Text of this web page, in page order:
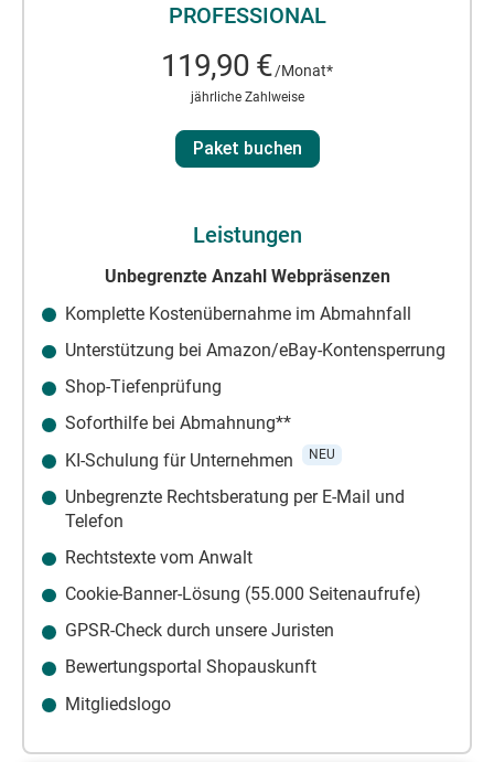
PROFESSIONAL
119,90 €/Monat*
jährliche Zahlweise
Paket buchen
Leistungen
Unbegrenzte Anzahl Webpräsenzen
Komplette Kostenübernahme im Abmahnfall
Unterstützung bei Amazon/eBay-Kontensperrung
Shop-Tiefenprüfung
Soforthilfe bei Abmahnung**
KI-Schulung für Unternehmen
NEU
Unbegrenzte Rechtsberatung per E-Mail und
Telefon
Rechtstexte vom Anwalt
Cookie-Banner-Lösung (55.000 Seitenaufrufe)
GPSR-Check durch unsere Juristen
Bewertungsportal Shopauskunft
Mitgliedslogo